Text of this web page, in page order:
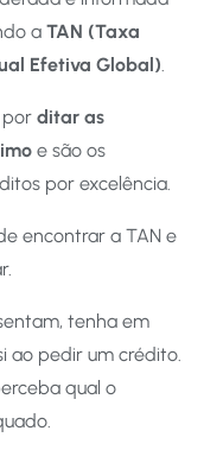
a TAN (Taxa
Efetiva Global).
por ditar as
e são os
por excelência.
encontrar a TAN e
tenha em
ao pedir um crédito.
qual o